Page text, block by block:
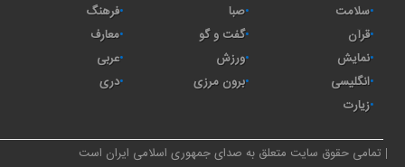
سلامت
صبا
فرهنگ
قرآن
گفت و گو
معارف
نمایش
ورزش
عربی
انگلیسی
برون مرزی
دری
زیارت
تمامی حقوق سایت متعلق به صدای جمهوری اسلامی ایران است